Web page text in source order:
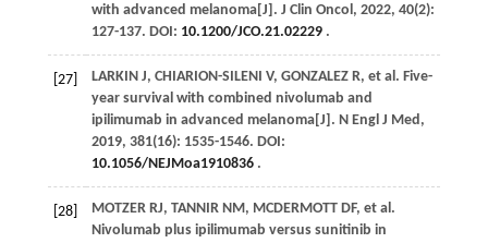
with advanced melanoma[J]. J Clin Oncol, 2022, 40(2):
127-137. DOI: 10.1200/JCO.21.02229.
[27] LARKIN J, CHIARION-SILENI V, GONZALEZ R, et al. Five-
year survival with combined nivolumab and
ipilimumab in advanced melanoma[J]. N Engl J Med,
2019, 381(16): 1535-1546. DOI:
10.1056/NEJMoa1910836.
[28] MOTZER RJ, TANNIR NM, MCDERMOTT DF, et al.
Nivolumab plus ipilimumab versus sunitinib in